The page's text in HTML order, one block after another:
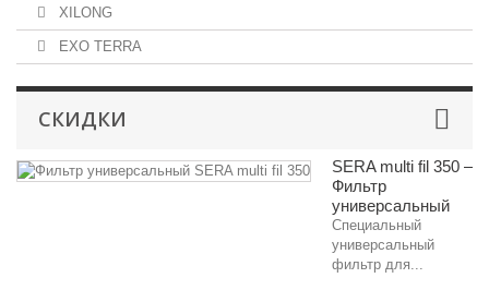
XILONG
EXO TERRA
СКИДКИ
SERA multi fil 350 –
Фильтр
универсальный
Специальный
универсальный
фильтр для...